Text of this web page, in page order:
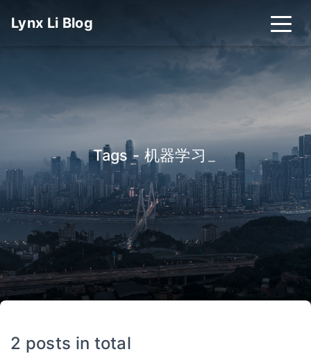
Lynx Li Blog
Tags - 机器学习_
2 posts in total